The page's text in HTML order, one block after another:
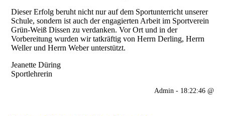
Dieser Erfolg beruht nicht nur auf dem Sportunterricht unserer
Schule, sondern ist auch der engagierten Arbeit im Sportverein
Grün-Weiß Dissen zu verdanken. Vor Ort und in der
Vorbereitung wurden wir tatkräftig von Herrn Derling, Herrn
Weller und Herrn Weber unterstützt.
Jeanette Düring
Sportlehrerin
Admin - 18:22:46 @